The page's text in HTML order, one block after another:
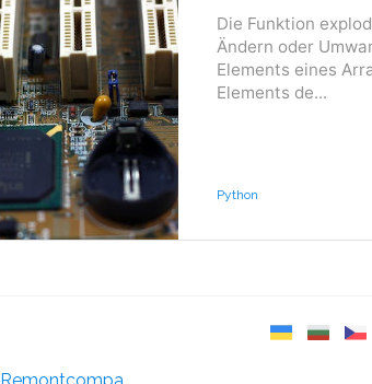
Die Funktion
Ändern oder
Elements eines
Elements de...
Python